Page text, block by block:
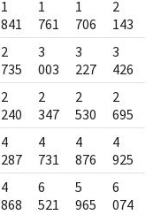
1
841
1
761
1
706
2
143
2
735
3
003
3
227
3
426
2
240
2
347
2
530
2
695
4
287
4
731
4
876
4
925
4
868
6
521
5
965
6
074